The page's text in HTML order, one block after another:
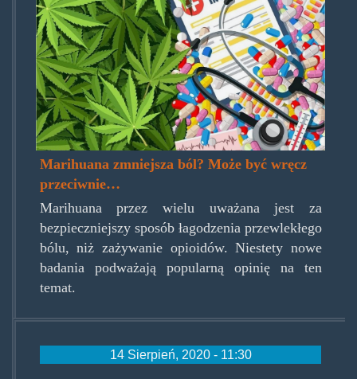
Marihuana zmniejsza ból? Może być wręcz
przeciwnie…
Marihuana przez wielu uważana jest za
bezpieczniejszy sposób łagodzenia przewlekłego
bólu, niż zażywanie opioidów. Niestety nowe
badania podważają popularną opinię na ten
temat.
14 Sierpień, 2020 - 11:30